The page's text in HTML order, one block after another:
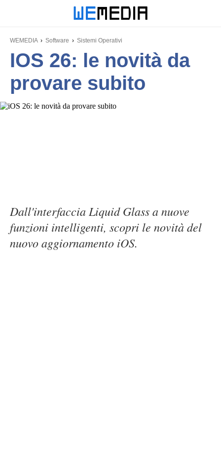
WEMEDIA Software Sistemi Operativi
IOS 26: le novità da
provare subito
Dall'interfaccia Liquid Glass a nuove
funzioni intelligenti, scopri le novità del
nuovo aggiornamento iOS.